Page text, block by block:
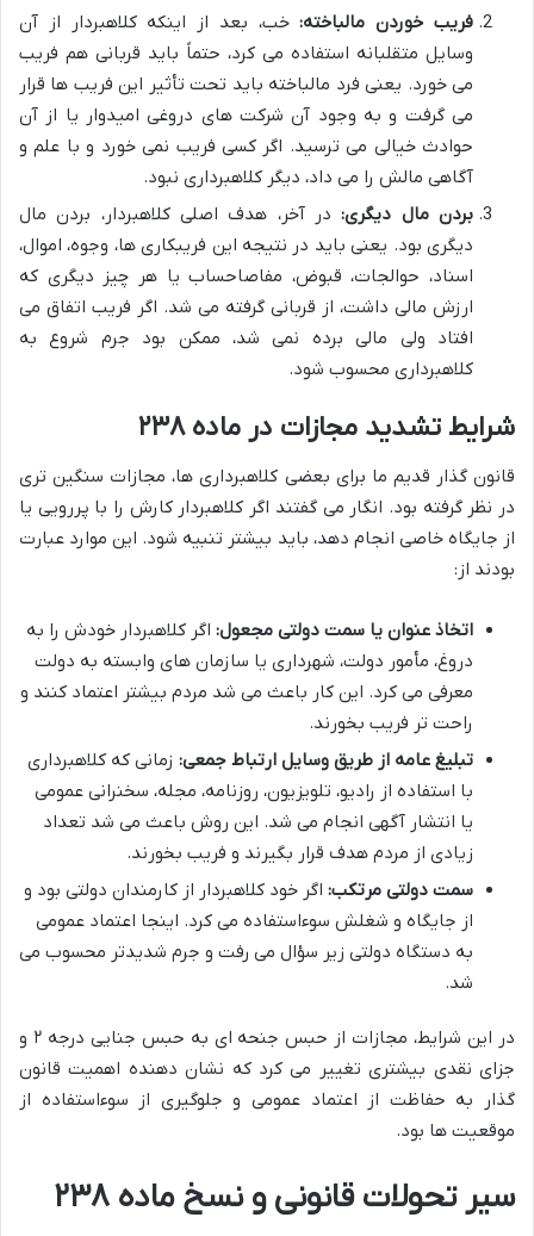
فریب خوردن مالباخته:خب، بعد از اینکه کلاهبردار از آن
وسایل متقلبانه استفاده می کرد، حتماً باید قربانی هم فریب
می خورد. یعنی فرد مالباخته باید تحت تأثیر این فریب ها قرار
می گرفت و به وجود آن شرکت های دروغی امیدوار یا از آن
حوادث خیالی می ترسید. اگر کسی فریب نمی خورد و با علم و
آگاهی مالش را می داد، دیگر کلاهبرداری نبود.
بردن مال دیگری:در آخر، هدف اصلی کلاهبردار، بردن مال
دیگری بود. یعنی باید در نتیجه این فریبکاری ها، وجوه، اموال،
اسناد، حوالجات، قبوض، مفاصاحساب یا هر چیز دیگری که
ارزش مالی داشت، از قربانی گرفته می شد. اگر فریب اتفاق می
افتاد ولی مالی برده نمی شد، ممکن بود جرم شروع به
کلاهبرداری محسوب شود.
شرایط تشدید مجازات در ماده ۲۳۸
قانون گذار قدیم ما برای بعضی کلاهبرداری ها، مجازات سنگین تری
در نظر گرفته بود. انگار می گفتند اگر کلاهبردار کارش را با پررویی یا
از جایگاه خاصی انجام دهد، باید بیشتر تنبیه شود. این موارد عبارت
بودند از:
اتخاذ عنوان یا سمت دولتی مجعول: اگر کلاهبردار خودش را به
دروغ، مأمور دولت، شهرداری یا سازمان های وابسته به دولت
معرفی می کرد. این کار باعث می شد مردم بیشتر اعتماد کنند و
راحت تر فریب بخورند.
تبلیغ عامه از طریق وسایل ارتباط جمعی: زمانی که کلاهبرداری
با استفاده از رادیو، تلویزیون، روزنامه، مجله، سخنرانی عمومی
یا انتشار آگهی انجام می شد. این روش باعث می شد تعداد
زیادی از مردم هدف قرار بگیرند و فریب بخورند.
سمت دولتی مرتکب: اگر خود کلاهبردار از کارمندان دولتی بود و
از جایگاه و شغلش سوءاستفاده می کرد. اینجا اعتماد عمومی
به دستگاه دولتی زیر سؤال می رفت و جرم شدیدتر محسوب می
شد.
در این شرایط، مجازات از حبس جنحه ای به حبس جنایی درجه ۲ و
جزای نقدی بیشتری تغییر می کرد که نشان دهنده اهمیت قانون
گذار به حفاظت از اعتماد عمومی و جلوگیری از سوءاستفاده از
موقعیت ها بود.
سیر تحولات قانونی و نسخ ماده ۲۳۸